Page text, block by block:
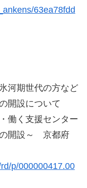
63ea78fdd
河期世代の方など
開設について
働く支援センター
の開設～ 京都府
p/000000417.00